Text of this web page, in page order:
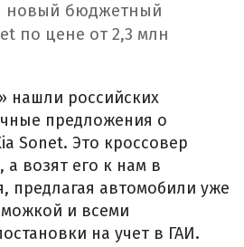
новый бюджетный
по цене от 2,3 млн
нашли российских
предложения о
Sonet. Это кроссовер
а возят его к нам в
предлагая автомобили уже
и всеми
на учет в ГАИ.